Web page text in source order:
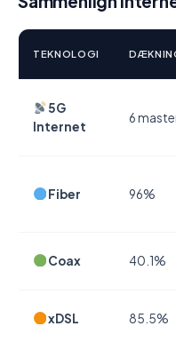
TEKNOLOGI
5G
Internet
6
Fiber 96%
Coax 40.1%
xDSL 85.5%